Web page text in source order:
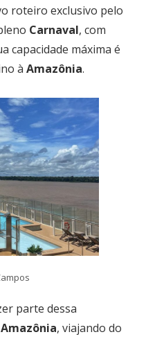
roteiro exclusivo pelo
Carnaval, com
capacidade máxima é
à Amazônia.
parte dessa
, viajando do